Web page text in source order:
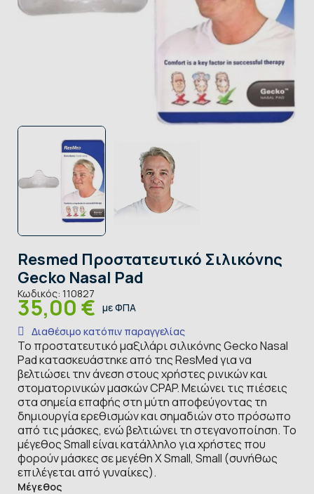
Resmed Προστατευτικό Σιλικόνης
Gecko Nasal Pad
Κωδικός: 110827
35,00 € με ΦΠΑ
Διαθέσιμο κατόπιν παραγγελίας
Το προστατευτικό μαξιλάρι σιλικόνης Gecko Nasal
Pad κατασκευάστηκε από της ResMed για να
βελτιώσει την άνεση στους χρήστες ρινικών και
στοματορινικών μασκών CPAP. Μειώνει τις πιέσεις
στα σημεία επαφής στη μύτη αποφεύγοντας τη
δημιουργία ερεθισμών και σημαδιών στο πρόσωπο
από τις μάσκες, ενώ βελτιώνει τη στεγανοποίηση. Το
μέγεθος Small είναι κατάλληλο για χρήστες που
φορούν μάσκες σε μεγέθη X Small, Small (συνήθως
επιλέγεται από γυναίκες).
Μέγεθος